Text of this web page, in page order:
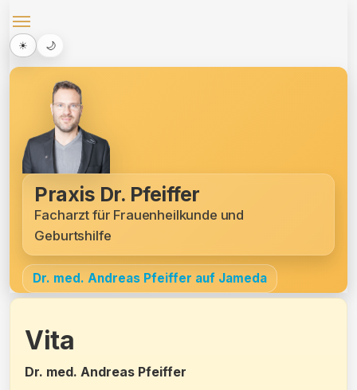
Menü
Sprechzeiten
Anfahrt
Datenschutz
Impressum
☀ 🌙
Praxis Dr. Pfeiffer
Facharzt für Frauenheilkunde und
Geburtshilfe
Dr. med. Andreas Pfeiffer auf Jameda
Vita
Dr. med. Andreas Pfeiffer